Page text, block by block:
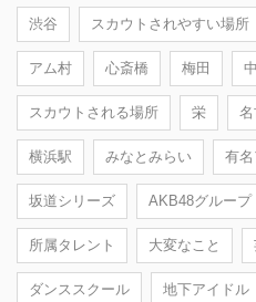
渋谷 スカウトされやすい場所
アム村 心斎橋 梅田
スカウトされる場所 栄
横浜駅 みなとみらい 有
坂道シリーズ AKB48グループ
所属タレント 大変なこと
ダンススクール 地下アイドル